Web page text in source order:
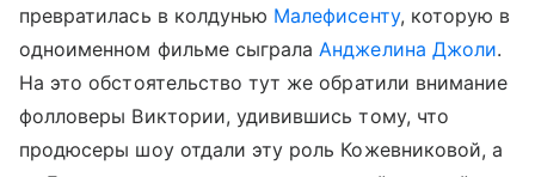
превратилась в колдунью Малефисенту, которую в
одноименном фильме сыгралаАнджелина Джоли.
На это обстоятельство тут же обратили внимание
фолловеры Виктории, удивившись тому, что
продюсеры шоу отдали эту роль Кожевниковой, а